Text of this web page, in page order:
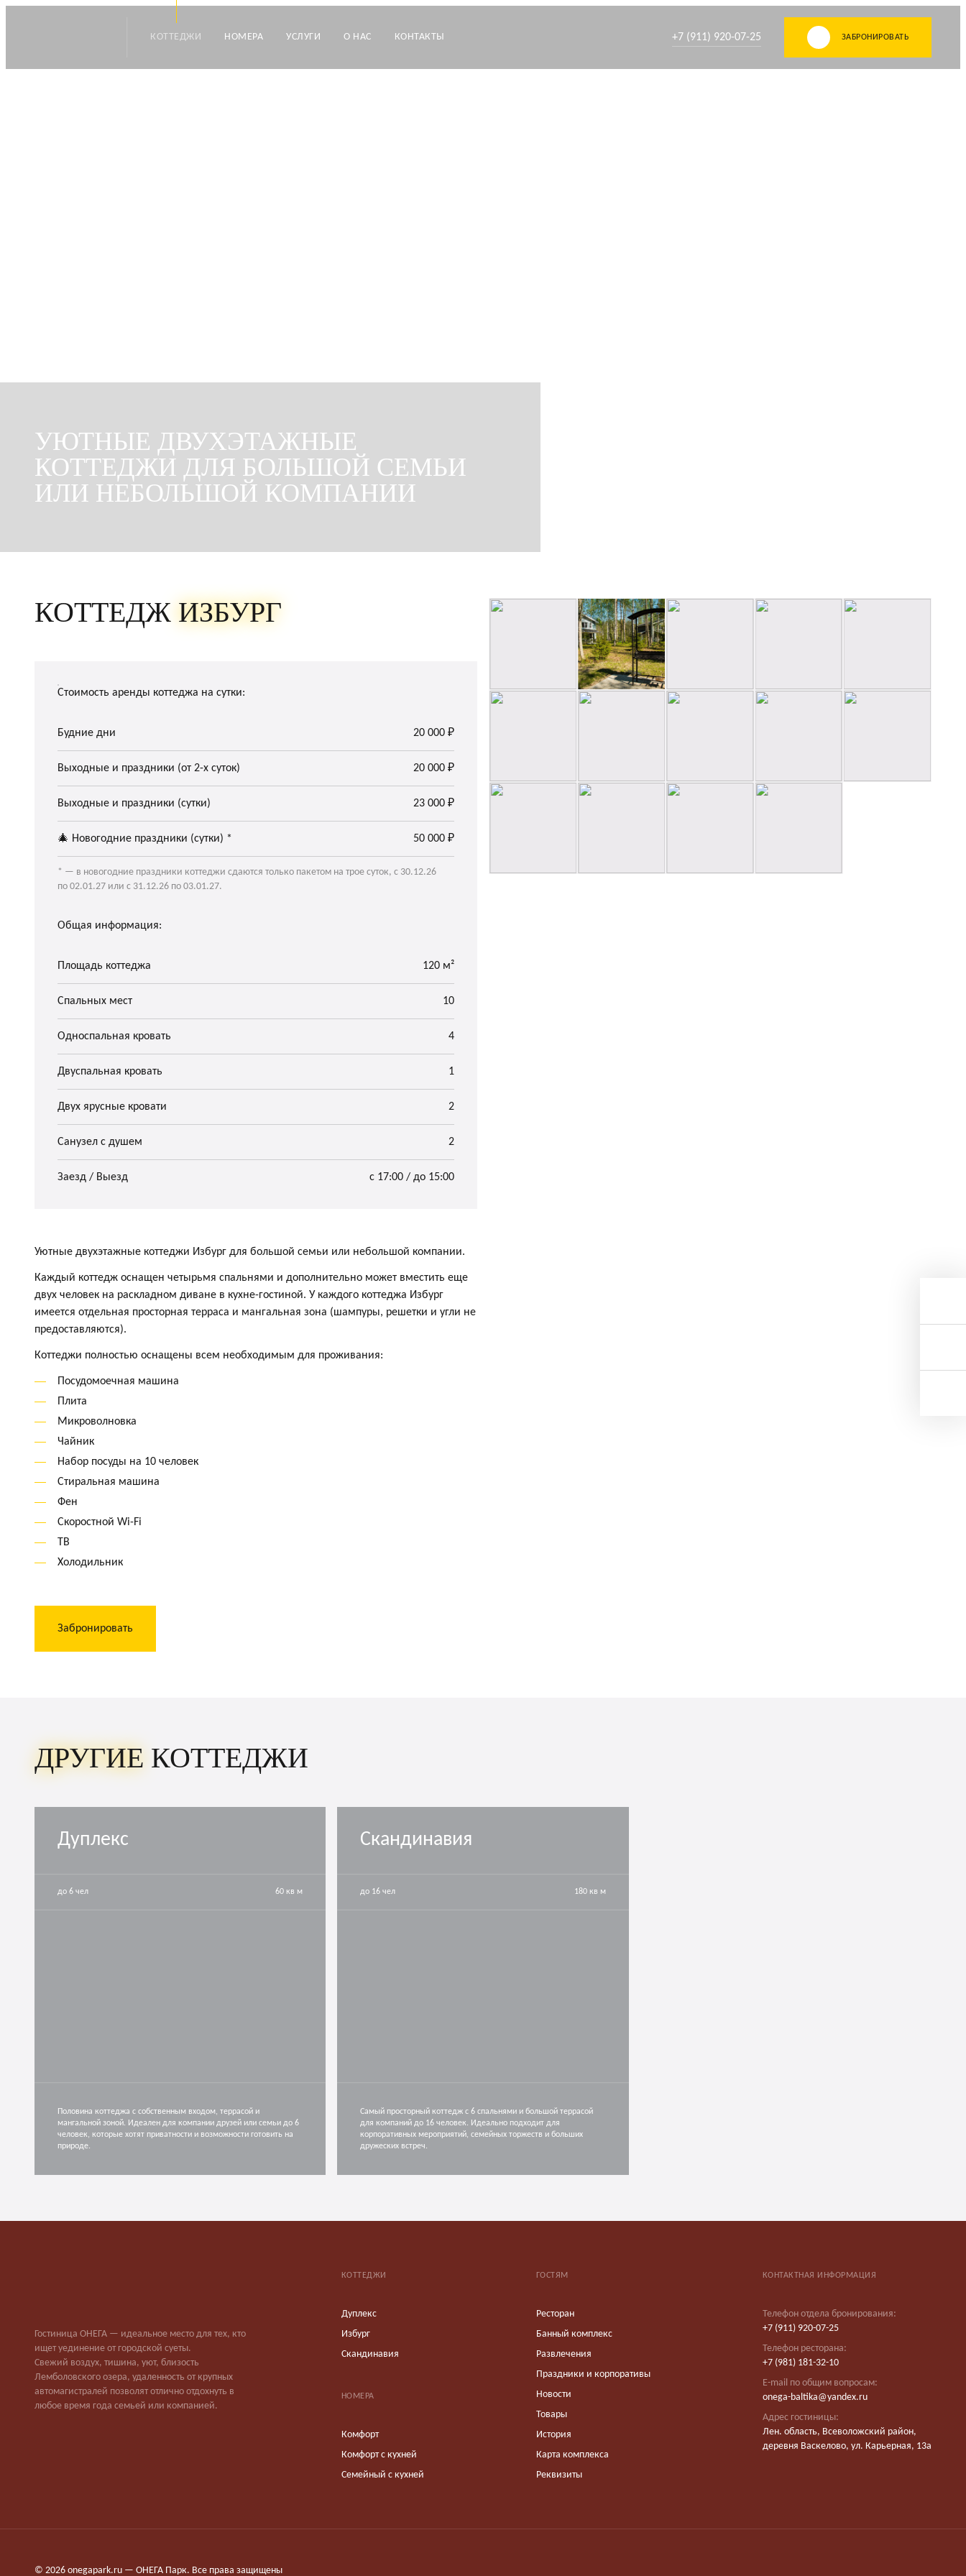
КОТТЕДЖИ НОМЕРА УСЛУГИ О НАС КОНТАКТЫ +7 (911) 920-07-25 ЗАБРОНИРОВАТЬ
Половина коттеджа с собственным входом, террасой и
мангальной зоной. Идеален для компании друзей или семьи до 6
человек, которые хотят приватности и возможности готовить на
природе.
семейного отдыха нескольких поколений или дружеской
компании.
УЮТНЫЕ ДВУХЭТАЖНЫЕ
КОТТЕДЖИ ДЛЯ БОЛЬШОЙ СЕМЬИ
ИЛИ НЕБОЛЬШОЙ КОМПАНИИ
КОТТЕДЖ ИЗБУРГ
Стоимость аренды коттеджа на сутки:
Будние дни 20 000 ₽
Выходные и праздники (от 2-х суток) 20 000 ₽
Выходные и праздники (сутки) 23 000 ₽
🎄 Новогодние праздники (сутки) * 50 000 ₽
* — в новогодние праздники коттеджи сдаются только пакетом на трое суток, с 30.12.26
по 02.01.27 или с 31.12.26 по 03.01.27.
Общая информация:
Площадь коттеджа 120 м²
Спальных мест 10
Односпальная кровать 4
Двуспальная кровать 1
Двух ярусные кровати 2
Санузел с душем 2
Заезд / Выезд с 17:00 / до 15:00
Уютные двухэтажные коттеджи Избург для большой семьи или небольшой компании.
Каждый коттедж оснащен четырьмя спальнями и дополнительно может вместить еще
двух человек на раскладном диване в кухне-гостиной. У каждого коттеджа Избург
имеется отдельная просторная терраса и мангальная зона (шампуры, решетки и угли не
предоставляются).
Коттеджи полностью оснащены всем необходимым для проживания:
Посудомоечная машина
Плита
Микроволновка
Чайник
Набор посуды на 10 человек
Стиральная машина
Фен
Скоростной Wi-Fi
ТВ
Холодильник
Забронировать
ДРУГИЕ КОТТЕДЖИ
Дуплекс
до 6 чел 60 кв м
Половина коттеджа с собственным входом, террасой и
мангальной зоной. Идеален для компании друзей или семьи до 6
человек, которые хотят приватности и возможности готовить на
природе.
Скандинавия
до 16 чел 180 кв м
Самый просторный коттедж с 6 спальнями и большой террасой
для компаний до 16 человек. Идеально подходит для
корпоративных мероприятий, семейных торжеств и больших
дружеских встреч.
Гостиница ОНЕГА — идеальное место для тех, кто
ищет уединение от городской суеты.
Свежий воздух, тишина, уют, близость
Лемболовского озера, удаленность от крупных
автомагистралей позволят отлично отдохнуть в
любое время года семьей или компанией.
КОТТЕДЖИ
Дуплекс
Избург
Скандинавия
НОМЕРА
Комфорт
Комфорт с кухней
Семейный с кухней
ГОСТЯМ
Ресторан
Банный комплекс
Развлечения
Праздники и корпоративы
Новости
Товары
История
Карта комплекса
Реквизиты
КОНТАКТНАЯ ИНФОРМАЦИЯ
Телефон отдела бронирования:
+7 (911) 920-07-25
Телефон ресторана:
+7 (981) 181-32-10
E-mail по общим вопросам:
onega-baltika@yandex.ru
Адрес гостиницы:
Лен. область, Всеволожский район,
деревня Васкелово, ул. Карьерная, 13а
© 2026 onegapark.ru — ОНЕГА Парк. Все права защищены